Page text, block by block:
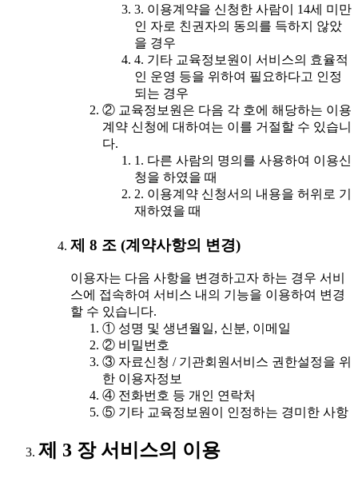
3. 이용계약을 신청한 사람이 14세 미만
인 자로 친권자의 동의를 득하지 않았
을 경우
4. 기타 교육정보원이 서비스의 효율적
인 운영 등을 위하여 필요하다고 인정
되는 경우
② 교육정보원은 다음 각 호에 해당하는 이용
계약 신청에 대하여는 이를 거절할 수 있습니
다.
1. 다른 사람의 명의를 사용하여 이용신
청을 하였을 때
2. 이용계약 신청서의 내용을 허위로 기
재하였을 때
제 8 조 (계약사항의 변경)
이용자는 다음 사항을 변경하고자 하는 경우 서비
스에 접속하여 서비스 내의 기능을 이용하여 변경
할 수 있습니다.
① 성명 및 생년월일, 신분, 이메일
② 비밀번호
③ 자료신청 / 기관회원서비스 권한설정을 위
한 이용자정보
④ 전화번호 등 개인 연락처
⑤ 기타 교육정보원이 인정하는 경미한 사항
제 3 장 서비스의 이용